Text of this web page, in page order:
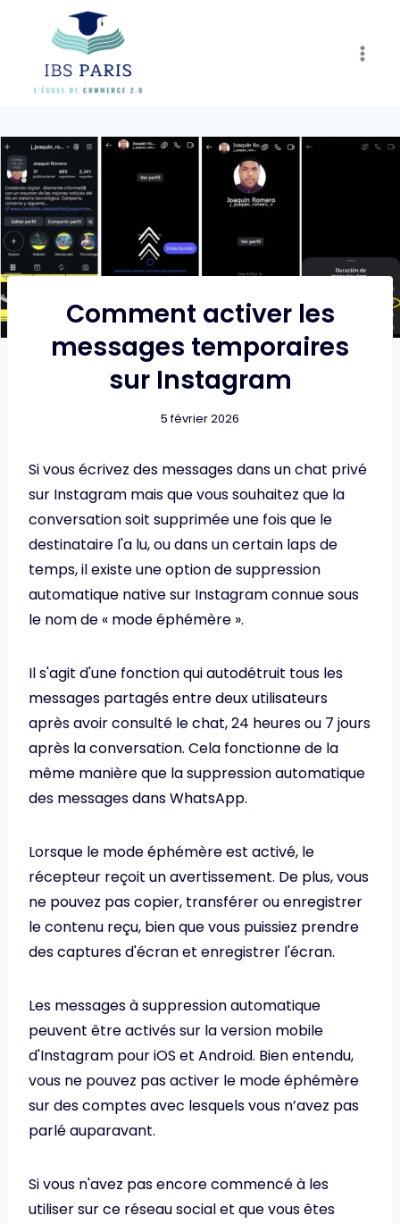
content
Comment activer les
messages temporaires
sur Instagram
5 février 2026
Si vous écrivez des messages dans un chat privé
sur Instagram mais que vous souhaitez que la
conversation soit supprimée une fois que le
destinataire l'a lu, ou dans un certain laps de
temps, il existe une option de suppression
automatique native sur Instagram connue sous
le nom de « mode éphémère ».
Il s'agit d'une fonction qui autodétruit tous les
messages partagés entre deux utilisateurs
après avoir consulté le chat, 24 heures ou 7 jours
après la conversation. Cela fonctionne de la
même manière que la suppression automatique
des messages dans WhatsApp.
Lorsque le mode éphémère est activé, le
récepteur reçoit un avertissement. De plus, vous
ne pouvez pas copier, transférer ou enregistrer
le contenu reçu, bien que vous puissiez prendre
des captures d'écran et enregistrer l'écran.
Les messages à suppression automatique
peuvent être activés sur la version mobile
d'Instagram pour iOS et Android. Bien entendu,
vous ne pouvez pas activer le mode éphémère
sur des comptes avec lesquels vous n’avez pas
parlé auparavant.
Si vous n'avez pas encore commencé à les
utiliser sur ce réseau social et que vous êtes